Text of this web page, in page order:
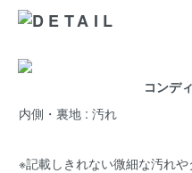
コンデ
内側・裏地 : 汚れ
※記載しきれない微細な汚れ